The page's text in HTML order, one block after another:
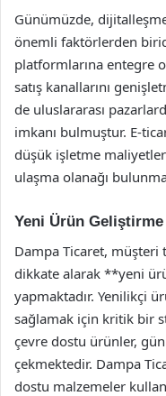
Günümüzde,
önemli faktörlerden
platformlarına entegre
satış kanallarını
de uluslararası
imkanı bulmuştur. E-
düşük işletme
ulaşma olanağı
Yeni Ürün
Dampa Ticaret,
dikkate alarak **yeni
yapmaktadır. Yenilikçi
sağlamak için kritik bir
çevre dostu ürünler,
çekmektedir. Dampa
dostu malzemeler